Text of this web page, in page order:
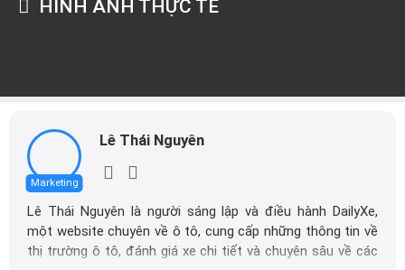
Lê Thái Nguyên là người sáng lập và điều hành DailyXe,
một website chuyên về ô tô, cung cấp những thông tin về
thị trường ô tô, đánh giá xe chi tiết và chuyên sâu về các
dòng xe ô tô.
Với niềm đam mê mãnh liệt với xe hơi, Tôi đã xây dựng
DailyXe trở thành một trong những địa chỉ tin cậy hàng
đầu cho những người yêu thích ô tô tại Việt Nam. Hãy